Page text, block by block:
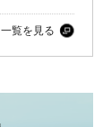
一覧を見る